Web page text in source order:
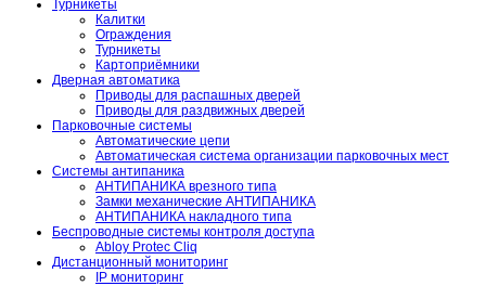
Турникеты
Калитки
Ограждения
Турникеты
Картоприёмники
Дверная автоматика
Приводы для распашных дверей
Приводы для раздвижных дверей
Парковочные системы
Автоматические цепи
Автоматическая система организации парковочных мест
Системы антипаника
АНТИПАНИКА врезного типа
Замки механические АНТИПАНИКА
АНТИПАНИКА накладного типа
Беспроводные системы контроля доступа
Abloy Protec Cliq
Дистанционный мониторинг
IP мониторинг